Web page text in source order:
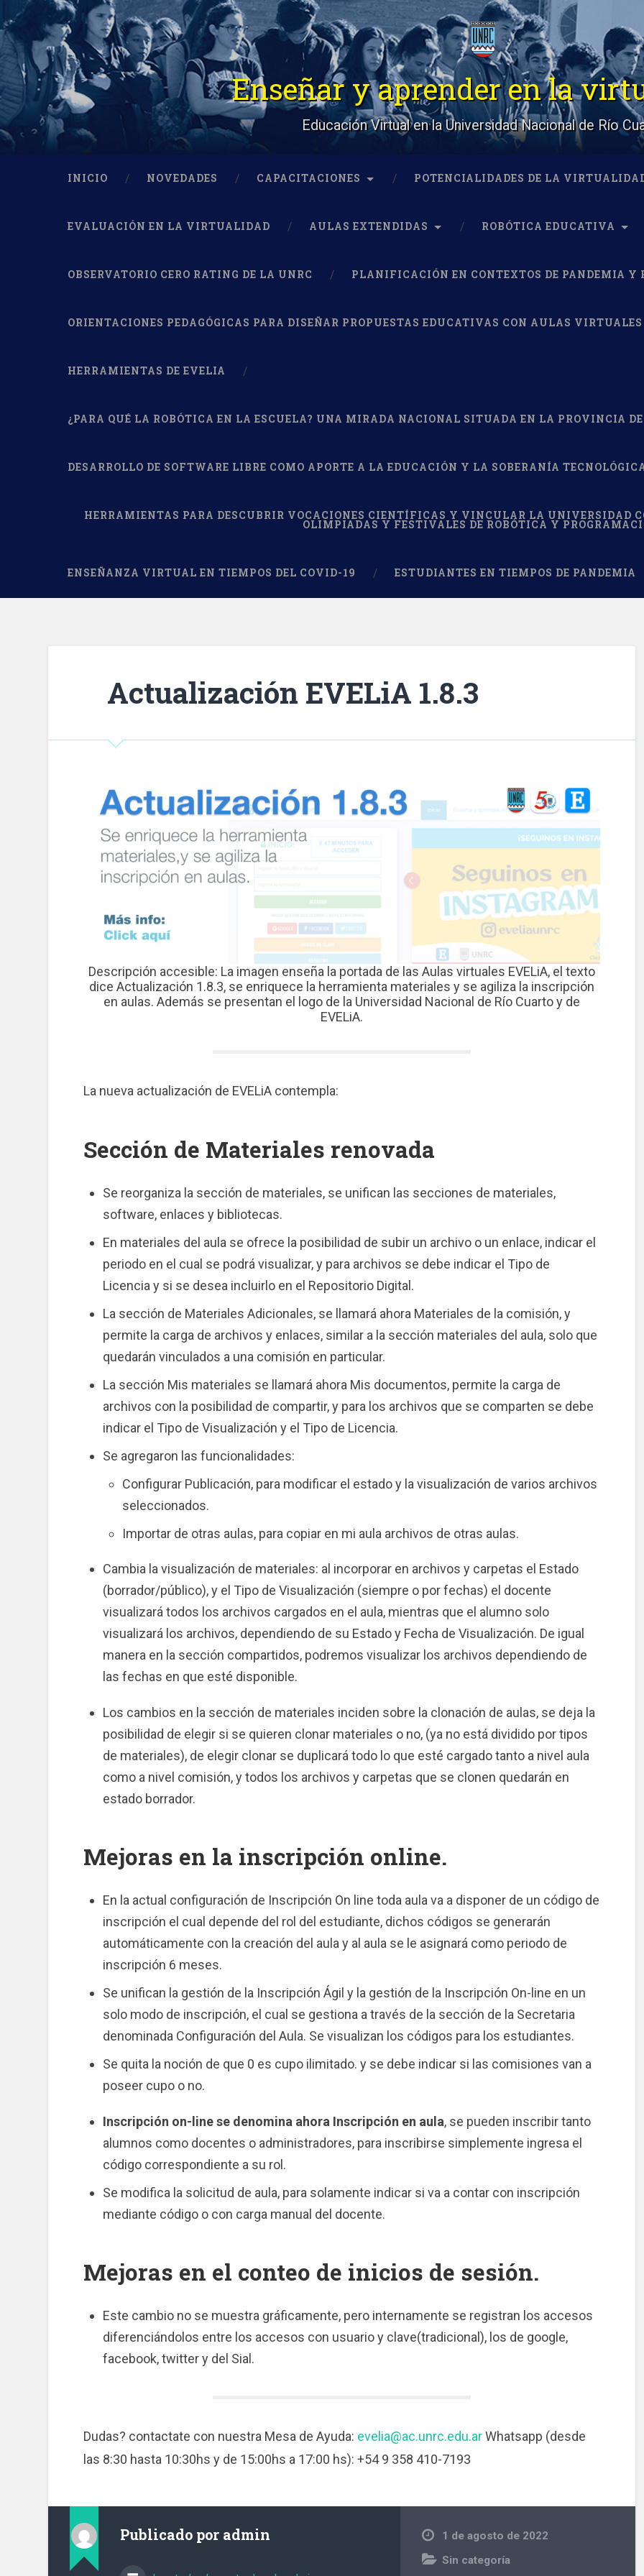
Saltar
al
contenido
Buscar
Enseñar y aprender en la
Educación Virtual en la Universidad Nacional de Río
INICIO NOVEDADES CAPACITACIONES POTENCIALIDADES DE LA
EVALUACIÓN EN LA VIRTUALIDAD AULAS EXTENDIDAS ROBÓTICA EDUCATIVA
OBSERVATORIO CERO RATING DE LA UNRC PLANIFICACIÓN EN CONTEXTOS DE PANDEMIA Y
ORIENTACIONES PEDAGÓGICAS PARA DISEÑAR PROPUESTAS EDUCATIVAS CON AULAS VIRTUALES
HERRAMIENTAS DE EVELIA
¿PARA QUÉ LA ROBÓTICA EN LA ESCUELA? UNA MIRADA NACIONAL SITUADA EN LA PROVINCIA DE
DESARROLLO DE SOFTWARE LIBRE COMO APORTE A LA EDUCACIÓN Y LA SOBERANÍA
HERRAMIENTAS PARA DESCUBRIR VOCACIONES CIENTÍFICAS Y VINCULAR LA UNIVERSIDAD
OLIMPIADAS Y FESTIVALES DE ROBÓTICA Y
ENSEÑANZA VIRTUAL EN TIEMPOS DEL COVID-19 ESTUDIANTES EN TIEMPOS DE PANDEMIA
Actualización EVELiA 1.8.3
Descripción accesible: La imagen enseña la portada de las Aulas virtuales EVELiA, el texto
dice Actualización 1.8.3, se enriquece la herramienta materiales y se agiliza la inscripción
en aulas. Además se presentan el logo de la Universidad Nacional de Río Cuarto y de
EVELiA.
La nueva actualización de EVELiA contempla:
Sección de Materiales renovada
Se reorganiza la sección de materiales, se unifican las secciones de materiales,
software, enlaces y bibliotecas.
En materiales del aula se ofrece la posibilidad de subir un archivo o un enlace, indicar el
periodo en el cual se podrá visualizar, y para archivos se debe indicar el Tipo de
Licencia y si se desea incluirlo en el Repositorio Digital.
La sección de Materiales Adicionales, se llamará ahora Materiales de la comisión, y
permite la carga de archivos y enlaces, similar a la sección materiales del aula, solo que
quedarán vinculados a una comisión en particular.
La sección Mis materiales se llamará ahora Mis documentos, permite la carga de
archivos con la posibilidad de compartir, y para los archivos que se comparten se debe
indicar el Tipo de Visualización y el Tipo de Licencia.
Se agregaron las funcionalidades:
Configurar Publicación, para modificar el estado y la visualización de varios archivos
seleccionados.
Importar de otras aulas, para copiar en mi aula archivos de otras aulas.
Cambia la visualización de materiales: al incorporar en archivos y carpetas el Estado
(borrador/público), y el Tipo de Visualización (siempre o por fechas) el docente
visualizará todos los archivos cargados en el aula, mientras que el alumno solo
visualizará los archivos, dependiendo de su Estado y Fecha de Visualización. De igual
manera en la sección compartidos, podremos visualizar los archivos dependiendo de
las fechas en que esté disponible.
Los cambios en la sección de materiales inciden sobre la clonación de aulas, se deja la
posibilidad de elegir si se quieren clonar materiales o no, (ya no está dividido por tipos
de materiales), de elegir clonar se duplicará todo lo que esté cargado tanto a nivel aula
como a nivel comisión, y todos los archivos y carpetas que se clonen quedarán en
estado borrador.
Mejoras en la inscripción online.
En la actual configuración de Inscripción On line toda aula va a disponer de un código de
inscripción el cual depende del rol del estudiante, dichos códigos se generarán
automáticamente con la creación del aula y al aula se le asignará como periodo de
inscripción 6 meses.
Se unifican la gestión de la Inscripción Ágil y la gestión de la Inscripción On-line en un
solo modo de inscripción, el cual se gestiona a través de la sección de la Secretaria
denominada Configuración del Aula. Se visualizan los códigos para los estudiantes.
Se quita la noción de que 0 es cupo ilimitado. y se debe indicar si las comisiones van a
poseer cupo o no.
Inscripción on-line se denomina ahora Inscripción en aula, se pueden inscribir tanto
alumnos como docentes o administradores, para inscribirse simplemente ingresa el
código correspondiente a su rol.
Se modifica la solicitud de aula, para solamente indicar si va a contar con inscripción
mediante código o con carga manual del docente.
Mejoras en el conteo de inicios de sesión.
Este cambio no se muestra gráficamente, pero internamente se registran los accesos
diferenciándolos entre los accesos con usuario y clave(tradicional), los de google,
facebook, twitter y del Sial.
Dudas? contactate con nuestra Mesa de Ayuda: evelia@ac.unrc.edu.arWhatsapp (desde
las 8:30 hasta 10:30hs y de 15:00hs a 17:00 hs): +54 9 358 410-7193
Publicado por admin
1 de agosto de 2022
Sin categoría